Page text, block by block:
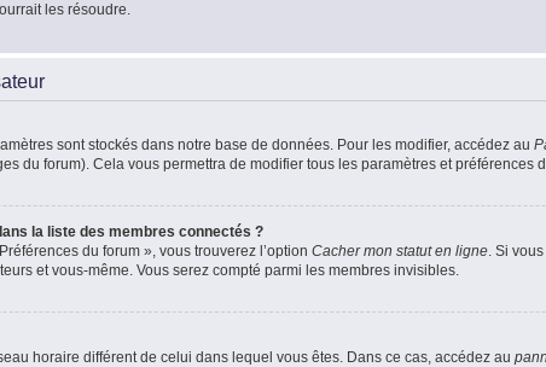
les résoudre.
sont stockés dans notre base de données. Pour les modifier, accédez au
du forum). Cela vous permettra de modifier tous les paramètres et préférences
la liste des membres connectés ?
du forum », vous trouverez l’option Cacher mon statut en ligne. Si
et vous-même. Vous serez compté parmi les membres invisibles.
horaire différent de celui dans lequel vous êtes. Dans ce cas, accédez au